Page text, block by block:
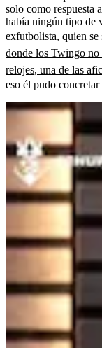
solo como respuesta
había ningún tipo de
exfutbolista, quien se
donde los Twingo no
relojes, una de las
eso él pudo